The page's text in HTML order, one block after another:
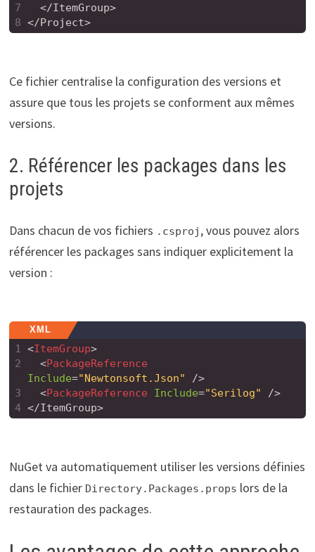
7
8
  </ItemGroup>
</Project>
Ce fichier centralise la configuration des versions et
assure que tous les projets se conforment aux mêmes
versions.
2. Référencer les packages dans les
projets
Dans chacun de vos fichiers .csproj , vous pouvez alors
référencer les packages sans indiquer explicitement la
version :
XML
1
2
3
4
<ItemGroup>
<PackageReference
Include="Newtonsoft.Json"
/>
<PackageReference Include="Serilog"
/>
</ItemGroup>
NuGet va automatiquement utiliser les versions définies
dans le fichier Directory.Packages.props lors de la
restauration des packages.